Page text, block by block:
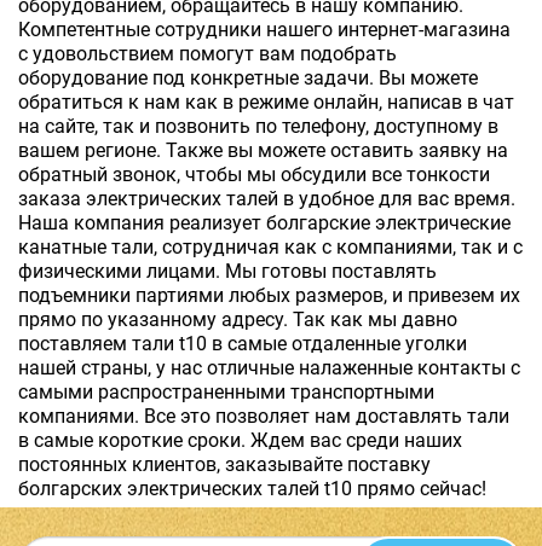
оборудованием, обращайтесь в нашу компанию.
Компетентные сотрудники нашего интернет-магазина
с удовольствием помогут вам подобрать
оборудование под конкретные задачи. Вы можете
обратиться к нам как в режиме онлайн, написав в чат
на сайте, так и позвонить по телефону, доступному в
вашем регионе. Также вы можете оставить заявку на
обратный звонок, чтобы мы обсудили все тонкости
заказа электрических талей в удобное для вас время.
Наша компания реализует болгарские электрические
канатные тали, сотрудничая как с компаниями, так и с
физическими лицами. Мы готовы поставлять
подъемники партиями любых размеров, и привезем их
прямо по указанному адресу. Так как мы давно
поставляем тали t10 в самые отдаленные уголки
нашей страны, у нас отличные налаженные контакты с
самыми распространенными транспортными
компаниями. Все это позволяет нам доставлять тали
в самые короткие сроки. Ждем вас среди наших
постоянных клиентов, заказывайте поставку
болгарских электрических талей t10 прямо сейчас!